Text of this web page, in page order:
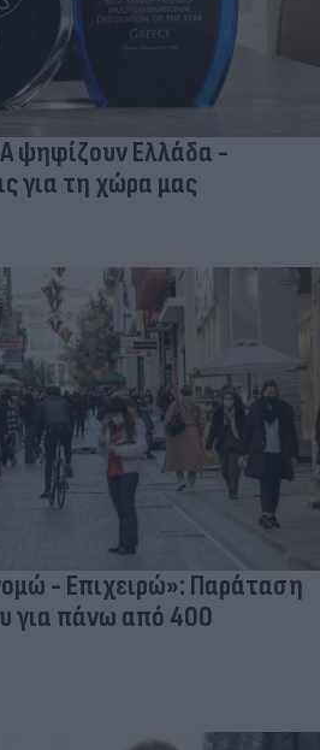
ψηφίζουν Ελλάδα -
για τη χώρα μας
- Επιχειρώ»: Παράταση
για πάνω από 400